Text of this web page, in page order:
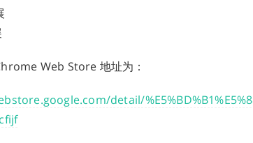
Web Store 地址为：
detail/